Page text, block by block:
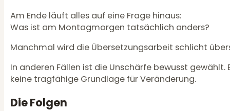
Am Ende läuft alles auf eine Frage hinaus:
Was ist am Montagmorgen tatsächlich anders?
Manchmal wird die Übersetzungsarbeit schlicht
In anderen Fällen ist die Unschärfe bewusst
keine tragfähige Grundlage für Veränderung.
Die Folgen